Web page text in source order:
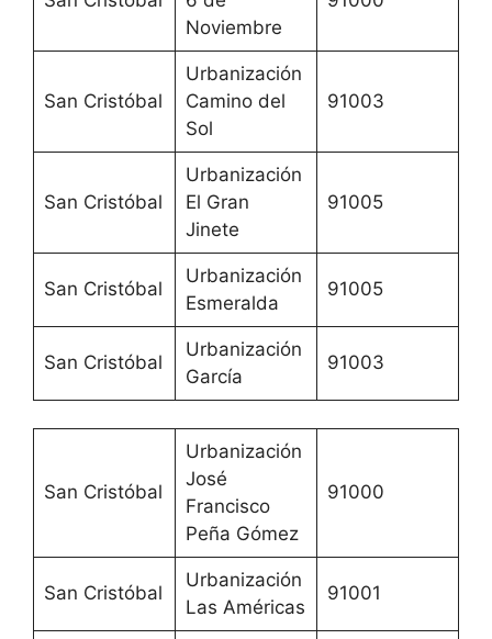
Noviembre
San Cristóbal
Urbanización
Camino del
Sol
91003
San Cristóbal
Urbanización
El Gran
Jinete
91005
San Cristóbal
Urbanización
Esmeralda
91005
San Cristóbal
Urbanización
García
91003
San Cristóbal
Urbanización
José
Francisco
Peña Gómez
91000
San Cristóbal
Urbanización
Las Américas
91001